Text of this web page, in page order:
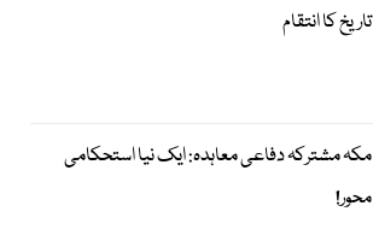
تاریخ کا انتقام
مکہ مشترکہ دفاعی معاہدہ: ایک نیا استحکامی
محور!